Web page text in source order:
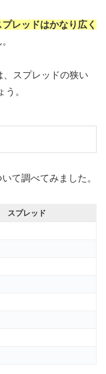
レッドはかなり広く
スプレッドの狭い
。
て調べてみました。
スプレッド